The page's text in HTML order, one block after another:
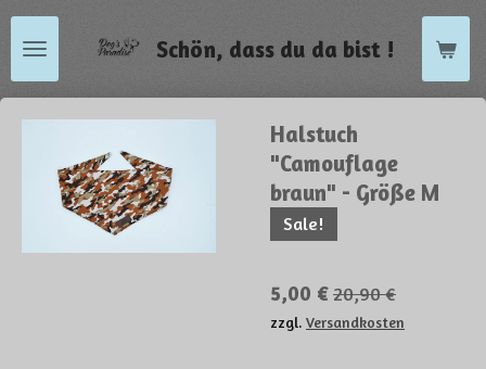
Zum
Hauptinhalt
springen
Schön, dass du da bist !
Halstuch
"Camouflage
braun" - Größe M
Sale!
5,00 €20,90 €
zzgl. Versandkosten